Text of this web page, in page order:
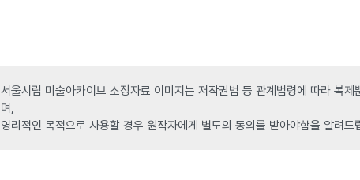
서울시립 미술아카이브 소장자료 이미지는 저작권법 등 관계법령에 따라 복
며,
영리적인 목적으로 사용할 경우 원작자에게 별도의 동의를 받아야함을 알려드